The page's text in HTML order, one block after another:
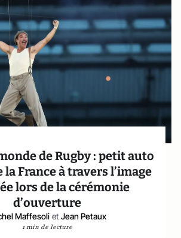
de Rugby : petit auto
France à travers l’image
lors de la cérémonie
d’ouverture
Maffesoli et Jean Petaux
1 min de lecture